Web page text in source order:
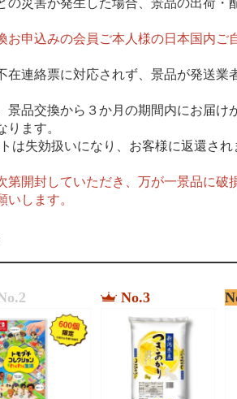
災害が発生した場合、景品の出荷・
お申込みの会員ご本人様の日本国内ご
連絡票に対応されず、景品が発送業
景品交換から３か月の期間内にお届け
ります。
は失効扱いになり、お客様に返還さ
第開封していただき、万が一景品に破
いします。
No.3